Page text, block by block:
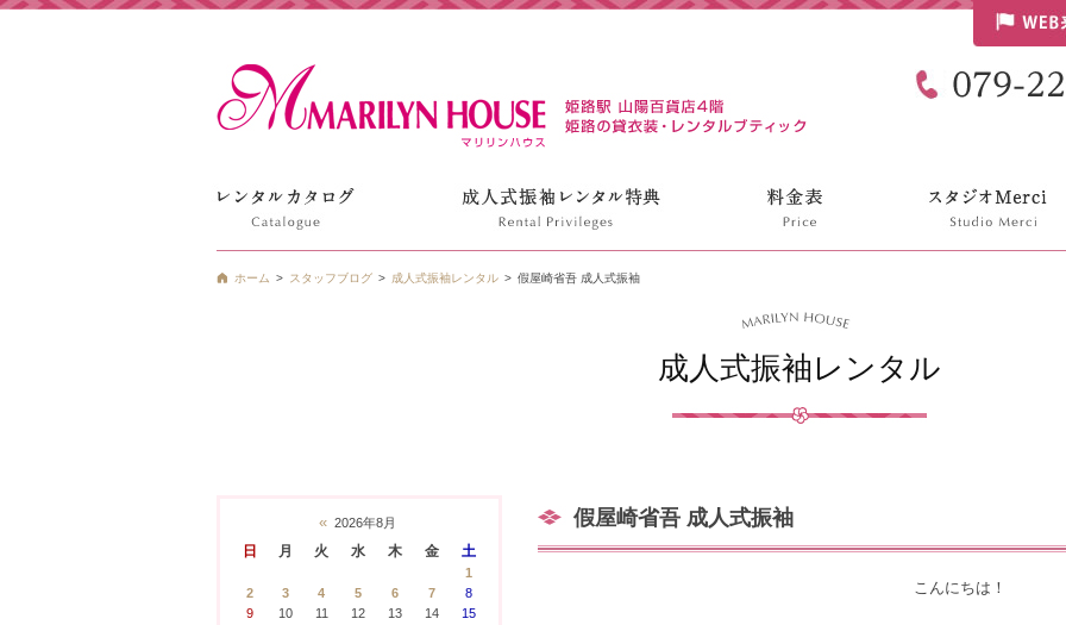
ホーム スタッフブログ 成人式振袖レンタル 假屋崎省吾 成人式振袖
成人式振袖レンタル
假屋崎省吾 成人式振袖
こんにちは！
« 2026年8月
日 月 火 水 木 金 土
1
2
3 4 5 6 7
8
9
10 11 12 13 14
15